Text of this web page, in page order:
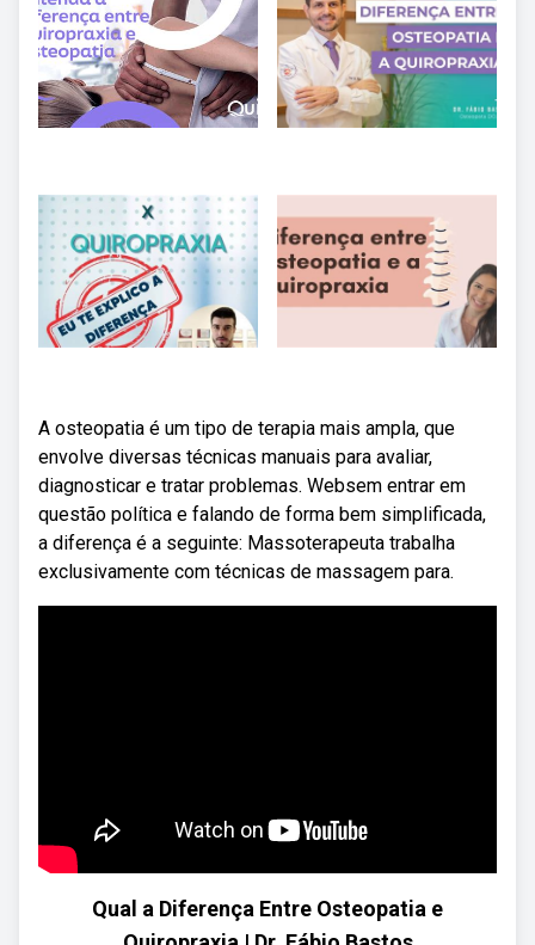
A osteopatia é um tipo de terapia mais ampla, que
envolve diversas técnicas manuais para avaliar,
diagnosticar e tratar problemas. Websem entrar em
questão política e falando de forma bem simplificada,
a diferença é a seguinte: Massoterapeuta trabalha
exclusivamente com técnicas de massagem para.
Qual a Diferença Entre Osteopatia e